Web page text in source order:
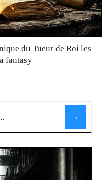
du Tueur de Roi les
fantasy